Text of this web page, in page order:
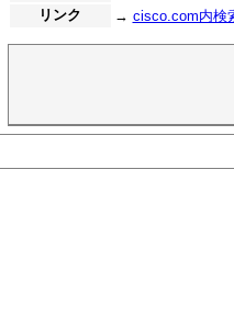
リンク
→ cisco.com内検